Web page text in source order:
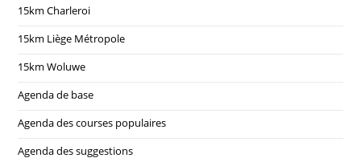
15km Charleroi
15km Liège Métropole
15km Woluwe
Agenda de base
Agenda des courses populaires
Agenda des suggestions